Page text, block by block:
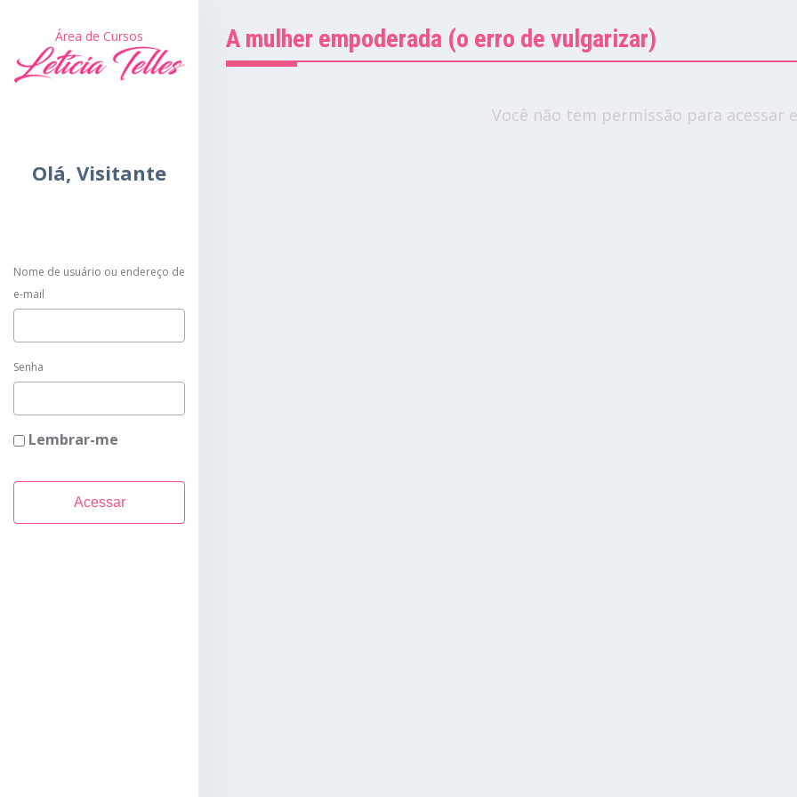
Área de Cursos
Olá, Visitante
Nome de usuário ou endereço de
e-mail
Senha
Lembrar-me
A mulher empoderada (o erro de vulgarizar)
Você não tem permissão para acessar